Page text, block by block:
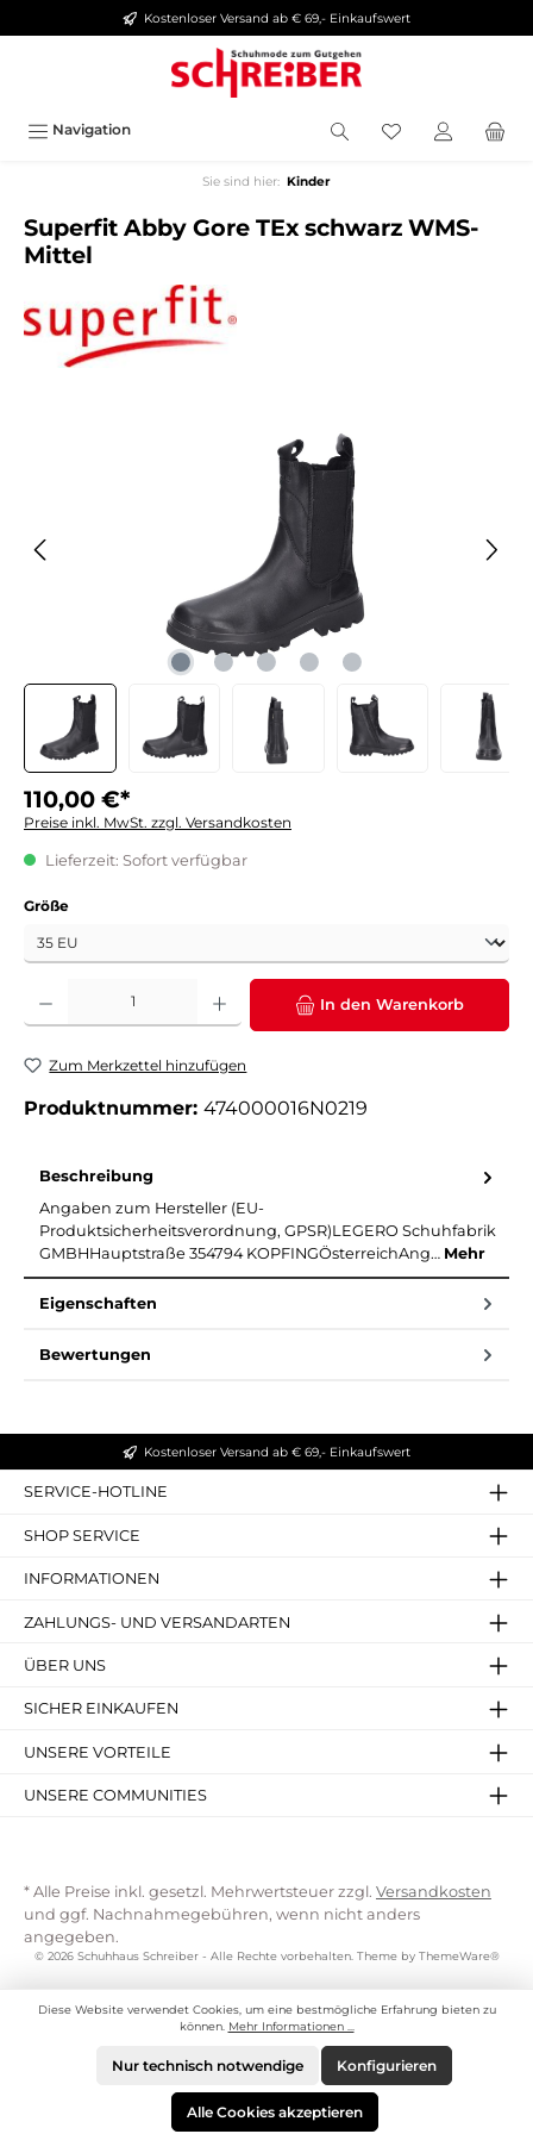
springen Kostenloser Versand ab € 69,- Einkaufswert
Navigation
Sie sind hier: Kinder
Superfit Abby Gore TEx schwarz WMS-
Mittel
110,00 €*
Preise inkl. MwSt. zzgl. Versandkosten
Lieferzeit: Sofort verfügbar
Größeauswählen
Produkt Anzahl: Gib den gewünschten Wert ein oder benutze die Schaltflächen um
In den Warenkorb
Zum Merkzettel hinzufügen
Produktnummer: 474000016N0219
Beschreibung
Angaben zum Hersteller (EU-
Produktsicherheitsverordnung, GPSR)LEGERO Schuhfabrik
GMBHHauptstraße 354794 KOPFINGÖsterreichAng… Mehr
Eigenschaften
Bewertungen
Kostenloser Versand ab € 69,- Einkaufswert
SERVICE-HOTLINE
SHOP SERVICE
INFORMATIONEN
ZAHLUNGS- UND VERSANDARTEN
ÜBER UNS
SICHER EINKAUFEN
UNSERE VORTEILE
UNSERE COMMUNITIES
* Alle Preise inkl. gesetzl. Mehrwertsteuer zzgl. Versandkosten
und ggf. Nachnahmegebühren, wenn nicht anders
angegeben.
© 2026 Schuhhaus Schreiber - Alle Rechte vorbehalten. Theme by ThemeWare®
Diese Website verwendet Cookies, um eine bestmögliche Erfahrung bieten zu
können. Mehr Informationen ...
Nur technisch notwendige Konfigurieren
Alle Cookies akzeptieren